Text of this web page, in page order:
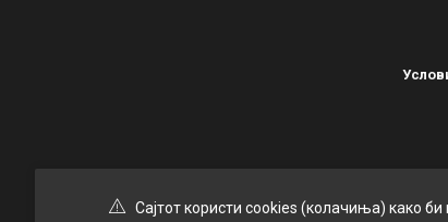
Сајтот користи cookies (колачиња) како